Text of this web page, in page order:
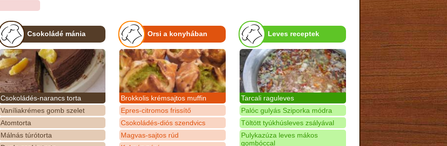
Csokoládé mánia
Csokoládés-narancs torta
Vaníliakrémes gomb szelet
Atomtorta
Málnás túrótorta
Orsi a konyhában
Brokkolis krémsajtos muffin
Epres-citromos frissítő
Csokoládés-diós szendvics
Magvas-sajtos rúd
Leves receptek
Tarcali raguleves
Palóc gulyás Sziporka módra
Töltött tyúkhúsleves zsályával
Pulykazúza leves mákos
gombóccal